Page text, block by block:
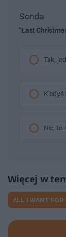
Sonda
"Last
Tak,
Kiedyś
Nie, to
ALL I WANT FOR